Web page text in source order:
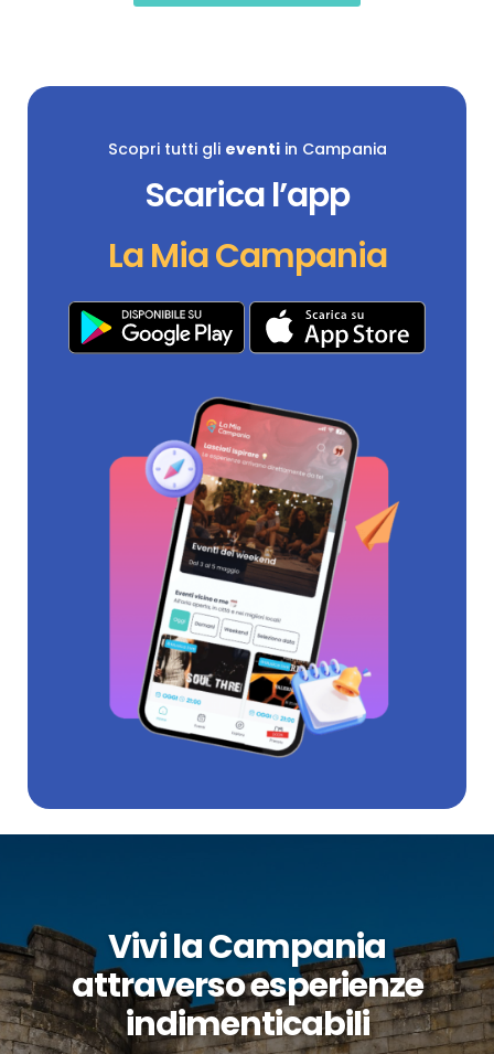
Scopri tutti gli eventiin Campania
Scarica l’app
La Mia Campania
Vivi la Campania
attraverso esperienze
indimenticabili